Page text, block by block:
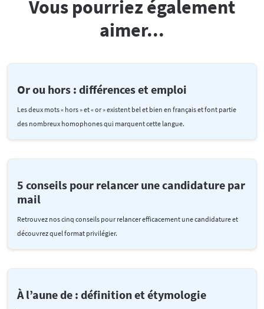
Vous pourriez également
aimer...
Or ou hors : différences et emploi
Les deux mots « hors » et « or » existent bel et bien en français et font partie
des nombreux homophones qui marquent cette langue.
5 conseils pour relancer une candidature par
mail
Retrouvez nos cinq conseils pour relancer efficacement une candidature et
découvrez quel format privilégier.
À l’aune de : définition et étymologie